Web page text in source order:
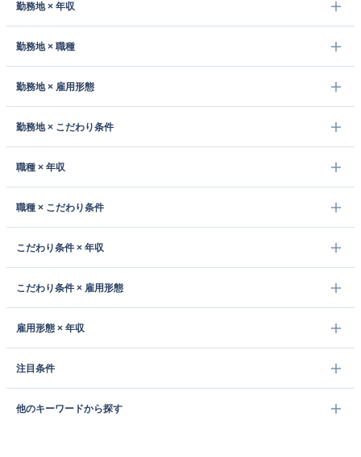
勤務地 × 年収
勤務地 × 職種
勤務地 × 雇用形態
勤務地 × こだわり条件
職種 × 年収
職種 × こだわり条件
こだわり条件 × 年収
こだわり条件 × 雇用形態
雇用形態 × 年収
注目条件
他のキーワードから探す